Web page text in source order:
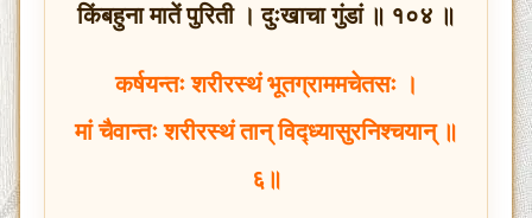
किंबहुना मातें पुरिती । दुःखाचा गुंडां ॥ १०४ ॥
कर्षयन्तः शरीरस्थं भूतग्राममचेतसः ।
मां चैवान्तः शरीरस्थं तान् विद्ध्यासुरनिश्चयान् ॥
६॥